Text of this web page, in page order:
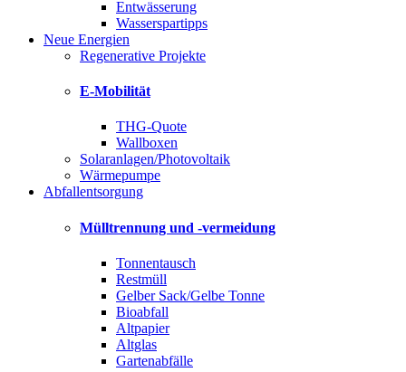
Entwässerung
Wasserspartipps
Neue Energien
Regenerative Projekte
E-Mobilität
THG-Quote
Wallboxen
Solaranlagen/Photovoltaik
Wärmepumpe
Abfallentsorgung
Mülltrennung und -vermeidung
Tonnentausch
Restmüll
Gelber Sack/Gelbe Tonne
Bioabfall
Altpapier
Altglas
Gartenabfälle